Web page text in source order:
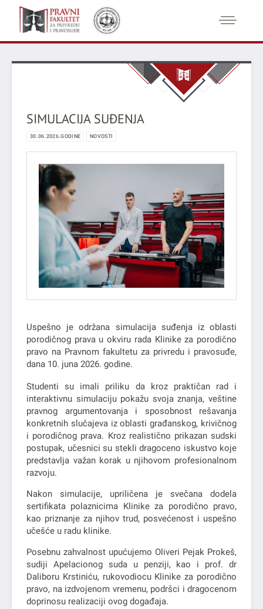
SIMULACIJA SUĐENJA
30.06.2026.GODINE NOVOSTI
Uspešno je održana simulacija suđenja iz oblasti
porodičnog prava u okviru rada Klinike za porodično
pravo na Pravnom fakultetu za privredu i pravosuđe,
dana 10. juna 2026. godine.
Studenti su imali priliku da kroz praktičan rad i
interaktivnu simulaciju pokažu svoja znanja, veštine
pravnog argumentovanja i sposobnost rešavanja
konkretnih slučajeva iz oblasti građanskog, krivičnog
i porodičnog prava. Kroz realistično prikazan sudski
postupak, učesnici su stekli dragoceno iskustvo koje
predstavlja važan korak u njihovom profesionalnom
razvoju.
Nakon simulacije, upriličena je svečana dodela
sertifikata polaznicima Klinike za porodično pravo,
kao priznanje za njihov trud, posvećenost i uspešno
učešće u radu klinike.
Posebnu zahvalnost upućujemo Oliveri Pejak Prokeš,
sudiji Apelacionog suda u penziji, kao i prof. dr
Daliboru Krstiniću, rukovodiocu Klinike za porodično
pravo, na izdvojenom vremenu, podršci i dragocenom
doprinosu realizaciji ovog događaja.